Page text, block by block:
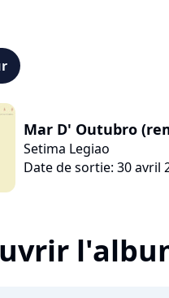
Mar D' Outubro
Setima Legiao
Date de sortie: 30 avril